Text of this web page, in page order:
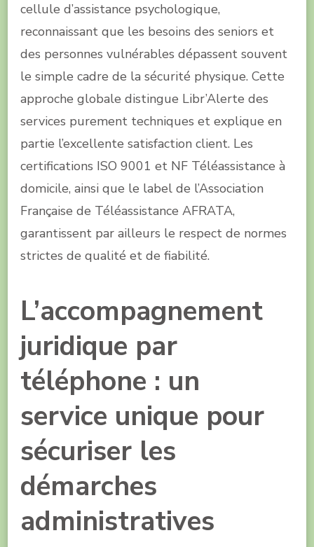
cellule d’assistance psychologique,
reconnaissant que les besoins des seniors et
des personnes vulnérables dépassent souvent
le simple cadre de la sécurité physique. Cette
approche globale distingue Libr’Alerte des
services purement techniques et explique en
partie l’excellente satisfaction client. Les
certifications ISO 9001 et NF Téléassistance à
domicile, ainsi que le label de l’Association
Française de Téléassistance AFRATA,
garantissent par ailleurs le respect de normes
strictes de qualité et de fiabilité.
L’accompagnement
juridique par
téléphone : un
service unique pour
sécuriser les
démarches
administratives